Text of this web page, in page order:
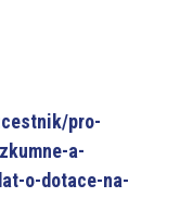
pro-
a-
o-dotace-na-